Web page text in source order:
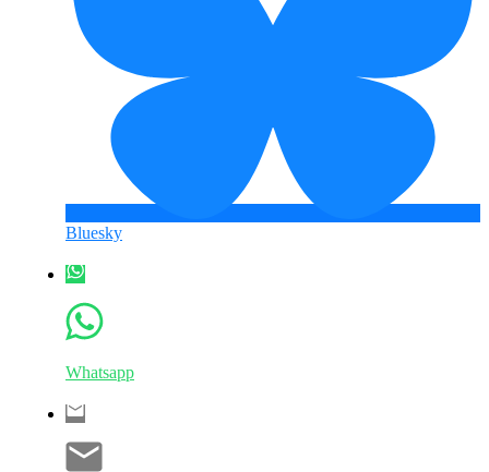
Bluesky
Whatsapp